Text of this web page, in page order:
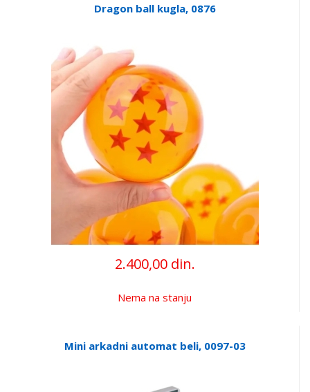
Dragon ball kugla, 0876
2.400,00 din.
Nema na stanju
Mini arkadni automat beli, 0097-03